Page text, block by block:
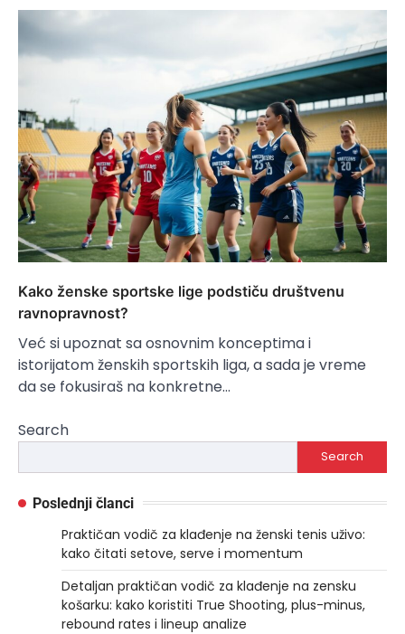
Kako ženske sportske lige podstiču društvenu
ravnopravnost?
Već si upoznat sa osnovnim konceptima i
istorijatom ženskih sportskih liga, a sada je vreme
da se fokusiraš na konkretne…
Search
Search
Poslednji članci
Praktičan vodič za klađenje na ženski tenis uživo:
kako čitati setove, serve i momentum
Detaljan praktičan vodič za klađenje na zensku
košarku: kako koristiti True Shooting, plus-minus,
rebound rates i lineup analize